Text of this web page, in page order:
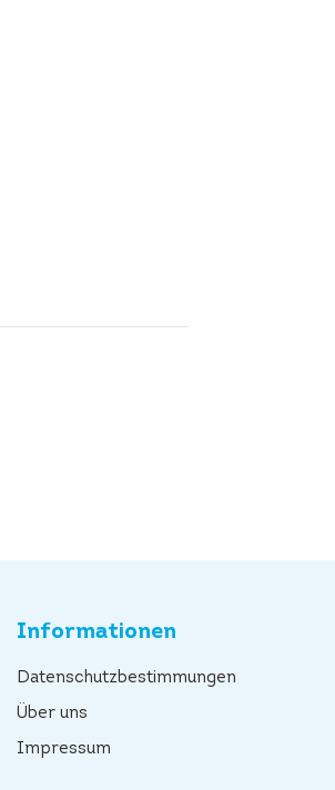
Informationen
Datenschutzbestimmungen
Über uns
Impressum